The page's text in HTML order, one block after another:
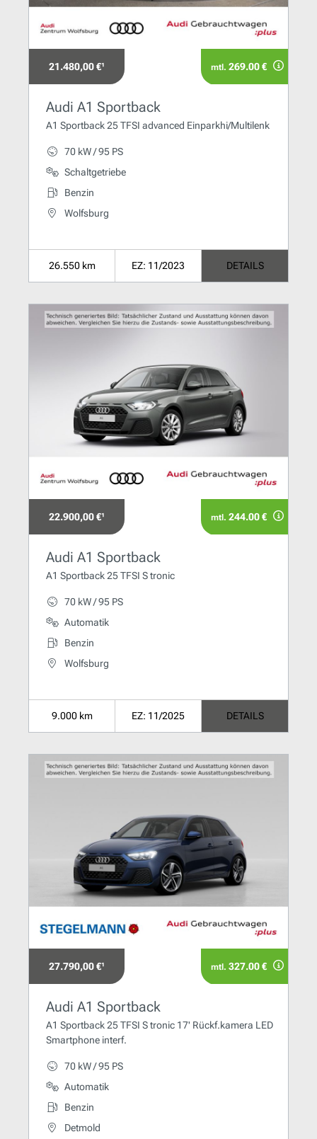
21.480,00 €¹ mtl. 269.00 €
Audi A1 Sportback
A1 Sportback 25 TFSI advanced Einparkhi/Multilenk
70 kW / 95 PS
Schaltgetriebe
Benzin
Wolfsburg
26.550 km EZ: 11/2023 DETAILS
22.900,00 €¹ mtl. 244.00 €
Audi A1 Sportback
A1 Sportback 25 TFSI S tronic
70 kW / 95 PS
Automatik
Benzin
Wolfsburg
9.000 km EZ: 11/2025 DETAILS
27.790,00 €¹ mtl. 327.00 €
Audi A1 Sportback
A1 Sportback 25 TFSI S tronic 17' Rückf.kamera LED
Smartphone interf.
70 kW / 95 PS
Automatik
Benzin
Detmold